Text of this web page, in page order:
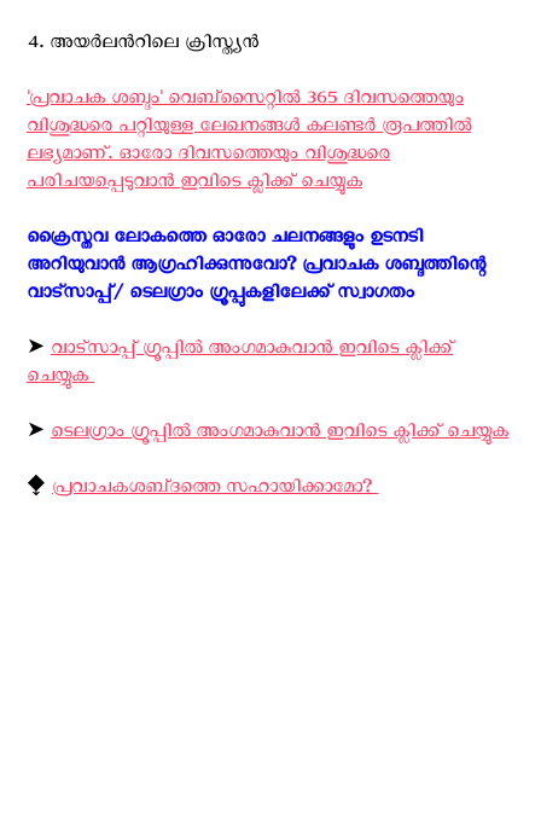
4. അയര്‍ലന്‍റിലെ ക്രിസ്ത്യന്‍
'പ്രവാചക ശബ്ദം' വെബ്സൈറ്റില്‍ 365 ദിവസത്തെയും
വിശുദ്ധരെ പറ്റിയുള്ള ലേഖനങ്ങള്‍ കലണ്ടര്‍ രൂപത്തില്‍
ലഭ്യമാണ്. ഓരോ ദിവസത്തെയും വിശുദ്ധരെ
പരിചയപ്പെടുവാന്‍ ഇവിടെ ക്ലിക്ക് ചെയ്യുക
ക്രൈസ്തവ ലോകത്തെ ഓരോ ചലനങ്ങളും ഉടനടി
അറിയുവാന്‍ ആഗ്രഹിക്കുന്നുവോ? പ്രവാചക ശബ്ദത്തിന്റെ
വാട്സാപ്പ്/ ടെലഗ്രാം ഗ്രൂപ്പുകളിലേക്ക് സ്വാഗതം ‍
➤ വാട്സാപ്പ് ഗ്രൂപ്പിൽ അംഗമാകുവാൻ ഇവിടെ ക്ലിക്ക്
ചെയ്യുക
➤ ടെലഗ്രാം ഗ്രൂപ്പിൽ അംഗമാകുവാൻ ഇവിടെ ക്ലിക്ക് ചെയ്യുക
⧪ പ്രവാചകശബ്‌ദത്തെ സഹായിക്കാമോ? ‍